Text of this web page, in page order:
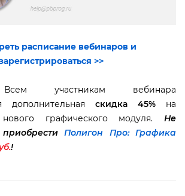
расписание вебинаров и
>>
участникам вебинара
дополнительная скидка 45% на
графического модуля. Не
приобрестиПолигон Про: Графика
!